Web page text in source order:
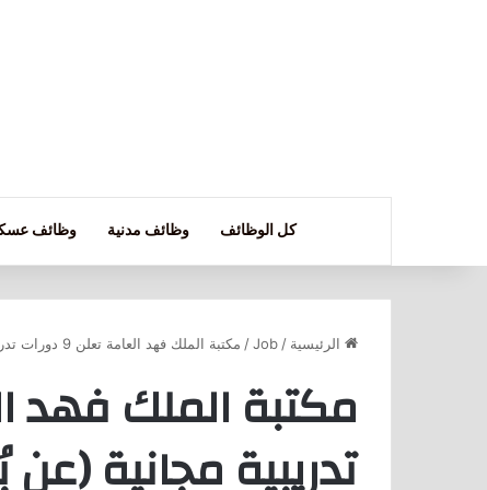
كل الوظائف وظائف مدنية وظائف
الرئيسية /
Job
/ مكتبة الملك فهد العامة تعلن 9 دورات تدريبية مجانية (عن بُعد) في عدة مجالات
تدريبية مجانية